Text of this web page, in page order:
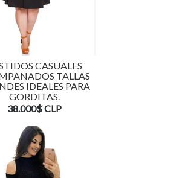
CASUALES
TALLAS
IDEALES PARA
GORDITAS.
38.000$ CLP